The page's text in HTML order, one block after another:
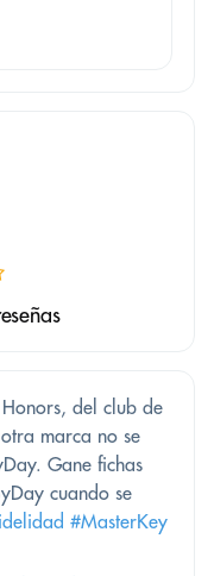
del club de
marca no se
Gane fichas
cuando se
#MasterKey